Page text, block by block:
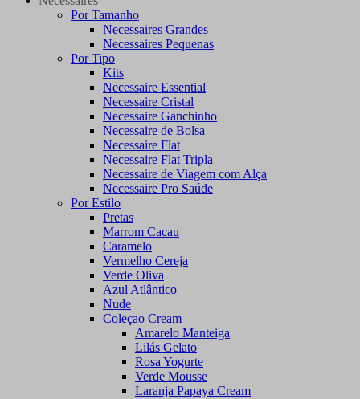
Por Tamanho
Necessaires Grandes
Necessaires Pequenas
Por Tipo
Kits
Necessaire Essential
Necessaire Cristal
Necessaire Ganchinho
Necessaire de Bolsa
Necessaire Flat
Necessaire Flat Tripla
Necessaire de Viagem com Alça
Necessaire Pro Saúde
Por Estilo
Pretas
Marrom Cacau
Caramelo
Vermelho Cereja
Verde Oliva
Azul Atlântico
Nude
Coleçao Cream
Amarelo Manteiga
Lilás Gelato
Rosa Yogurte
Verde Mousse
Laranja Papaya Cream